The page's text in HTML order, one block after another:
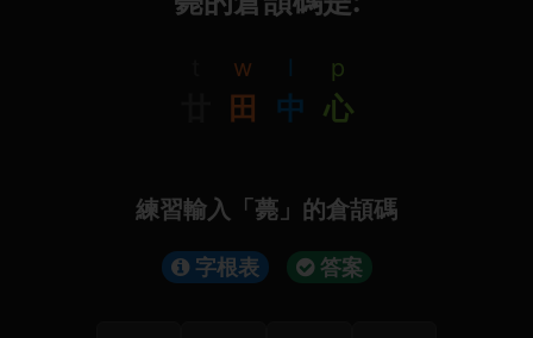
w
田
l
中
p
心
練習輸入「薨」的倉頡碼
字根表 答案